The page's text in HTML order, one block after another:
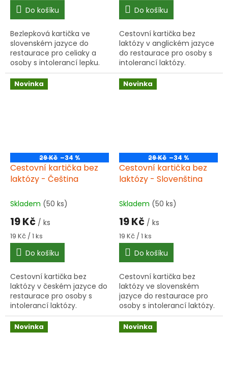
Do košíku
Bezlepková kartička ve
slovenském jazyce do
restaurace pro celiaky a
osoby s intolerancí lepku.
Praktická plastová karta do
peněženky pomůže
jednoduše vysvětlit dietní
Do košíku
Cestovní kartička bez
laktózy v anglickém jazyce
do restaurace pro osoby s
intolerancí laktózy.
Praktická plastová karta do
peněženky pomůže
jednoduše vysvětlit dietní
Novinka
29 Kč –34 %
Cestovní kartička bez
laktózy - Čeština
Skladem (50 ks)
19 Kč / ks
Měrná
cena:
19 Kč / 1 ks
Do košíku
Cestovní kartička bez
laktózy v českém jazyce do
restaurace pro osoby s
intolerancí laktózy.
Praktická plastová karta do
peněženky pomůže
jednoduše vysvětlit dietní
Novinka
29 Kč –34 %
Cestovní kartička bez
laktózy - Slovenština
Skladem (50 ks)
19 Kč / ks
Měrná
cena:
19 Kč / 1 ks
Do košíku
Cestovní kartička bez
laktózy ve slovenském
jazyce do restaurace pro
osoby s intolerancí laktózy.
Praktická plastová karta do
peněženky pomůže
jednoduše vysvětlit dietní
Novinka Novinka